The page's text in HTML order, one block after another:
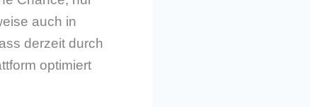
auch in
derzeit durch
optimiert